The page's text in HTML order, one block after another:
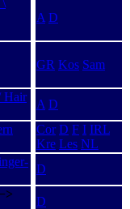
\
A D
GR Kos Sam
Hair
A D
Cor D F I IRL
Kre Les NL
D
D